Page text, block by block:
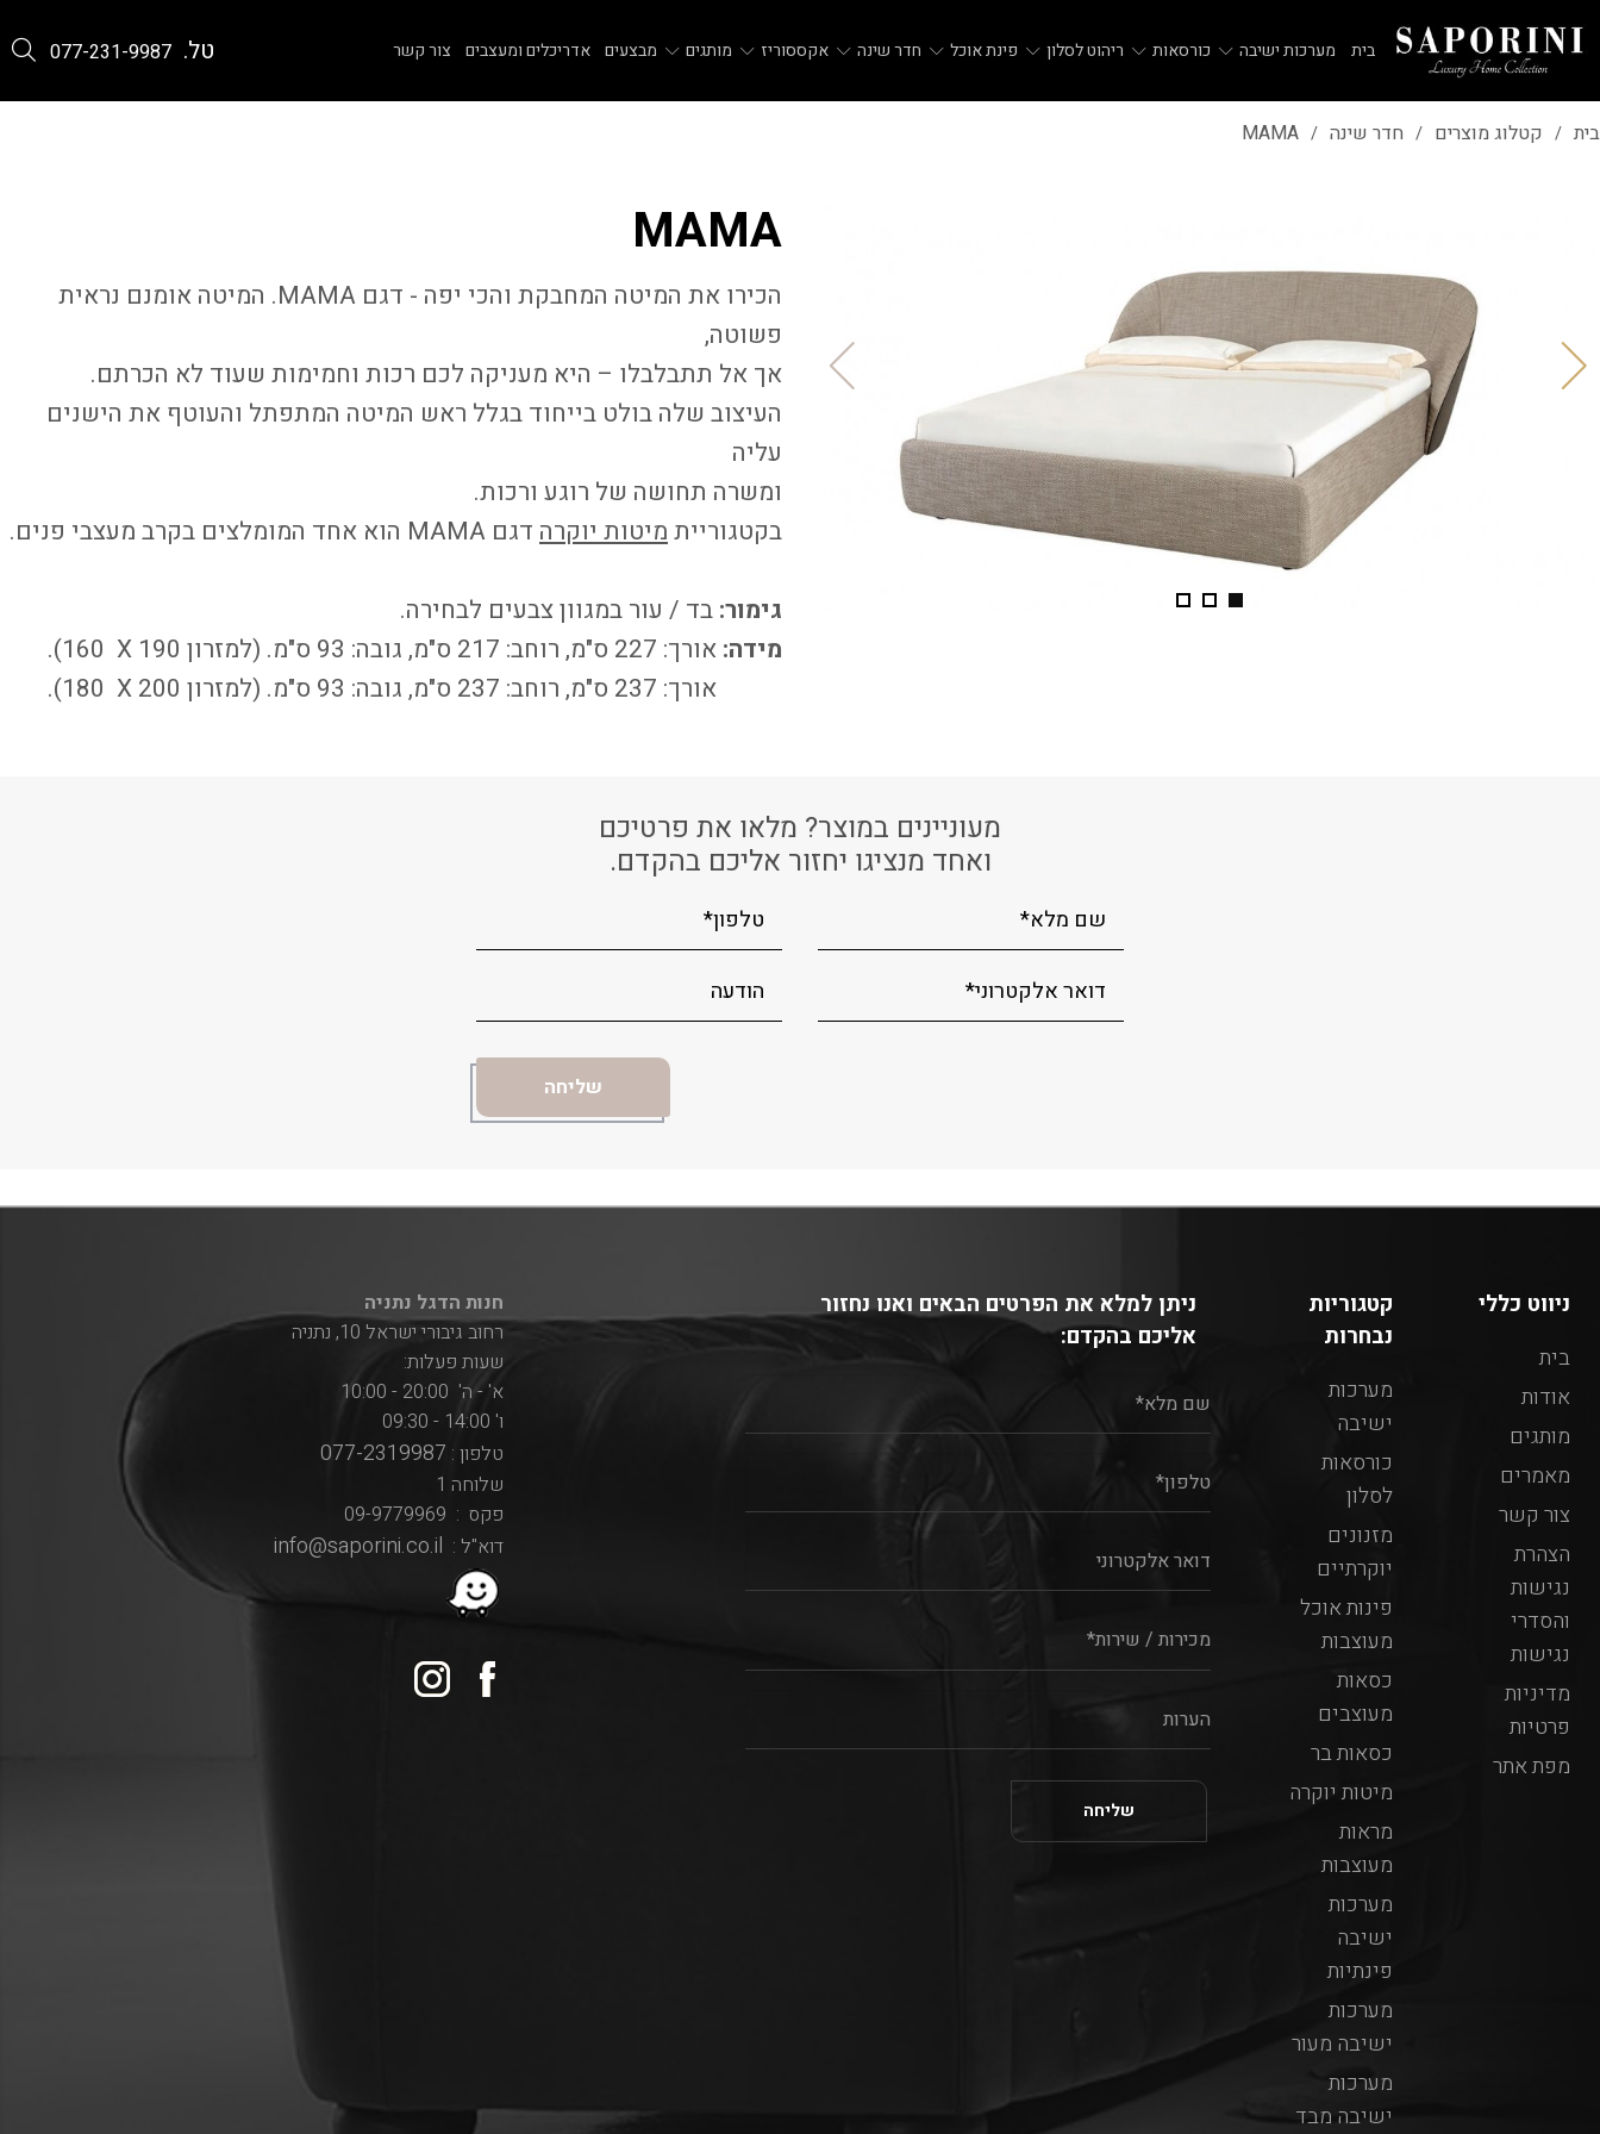
בית מערכות ישיבה כורסאות ריהוט לסלון פינת אוכל חדר שינה אקססוריז מותגים מבצעים אדריכלים ומעצבים צור קשר טל. 077-231-9987
בית / קטלוג מוצרים / חדר שינה /
MAMA
MAMA
הכירו את המיטה המחבקת והכי יפה - דגם MAMA. המיטה אומנם נראית
פשוטה,
אך אל תתבלבלו – היא מעניקה לכם רכות וחמימות שעוד לא הכרתם.
העיצוב שלה בולט בייחוד בגלל ראש המיטה המתפתל והעוטף את הישנים
עליה
ומשרה תחושה של רוגע ורכות.
בקטגורייתמיטות יוקרה דגם MAMA הוא אחד המומלצים בקרב מעצבי פנים.
גימור:בד / עור במגוון צבעים לבחירה.
מידה:אורך: 227 ס"מ, רוחב: 217 ס"מ, גובה: 93 ס"מ. (למזרון 190 X
160).
אורך: 237 ס"מ, רוחב: 237 ס"מ, גובה: 93 ס"מ. (למזרון 200
X
180).
מעוניינים במוצר? מלאו את פרטיכם
ואחד מנציגו יחזור אליכם בהקדם.
ניווט כללי
בית
אודות
מותגים
מאמרים
צור קשר
הצהרת
נגישות
והסדרי
נגישות
מדיניות
פרטיות
מפת אתר
קטגוריות
נבחרות
מערכות
ישיבה
כורסאות
לסלון
מזנונים
יוקרתיים
פינות אוכל
מעוצבות
כסאות
מעוצבים
כסאות בר
מיטות יוקרה
מראות
מעוצבות
מערכות
ישיבה
פינתיות
מערכות
ישיבה מעור
מערכות
ישיבה מבד
ניתן למלא את הפרטים הבאים ואנו נחזור
אליכם בהקדם:
חנות הדגל נתניה
רחוב גיבורי ישראל 10, נתניה
שעות פעלות:
א' - ה' 20:00 - 10:00
ו' 14:00 - 09:30
טלפון : 077-2319987
שלוחה 1
פקס : 09-9779969
דוא"ל : info@saporini.co.il